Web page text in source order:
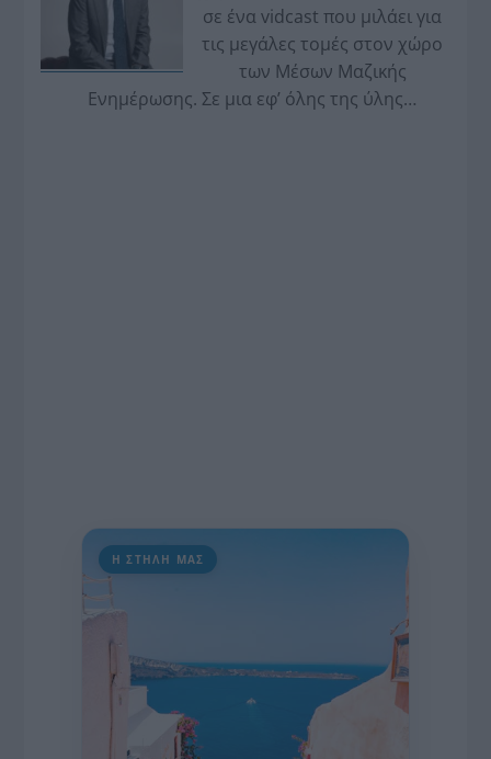
σε ένα vidcast που μιλάει για
τις μεγάλες τομές στον χώρο
των Μέσων Μαζικής
Ενημέρωσης. Σε μια εφ’ όλης της ύλης
Η ΣΤΗΛΗ ΜΑΣ